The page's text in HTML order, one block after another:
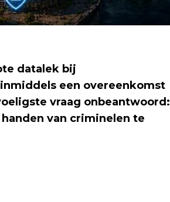
datalek bij
een overeenkomst
vraag onbeantwoord:
van criminelen te